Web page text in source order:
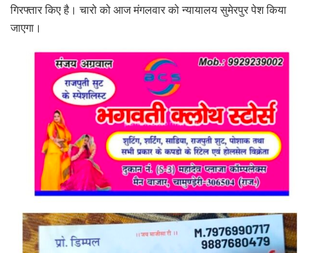
गिरफ्तार किए है। चारो को आज मंगलवार को न्यायालय सुमेरपुर पेश किया
जाएगा।